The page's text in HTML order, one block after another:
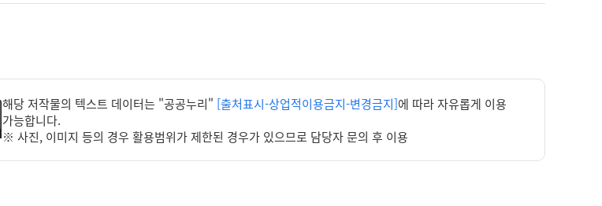
해당 저작물의 텍스트 데이터는 "공공누리" [출처표시-상업적이용금지-변경금지]에 따라 자유롭게 이용
가능합니다.
※ 사진, 이미지 등의 경우 활용범위가 제한된 경우가 있으므로 담당자 문의 후 이용